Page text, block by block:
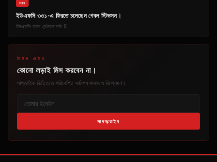
খবর
ইউএফসি ৩৩১-এ ফিরতে চলেছেন গেবল স্টিভসন।
ইউএফসি ফ্যান সেন্টারআগস্ট 6
নিউজ লেটার
কোনো লড়াই মিস করবেন না।
সাপ্তাহিক ভিত্তিতে পরিবেশিত সর্বশেষ সংবাদ ও বিশ্লেষণ।
সাবস্ক্রাইব